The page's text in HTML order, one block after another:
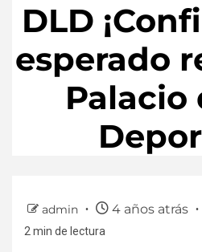
DLD
esperado
Palacio
admin 4 años atrás
2 min de lectura